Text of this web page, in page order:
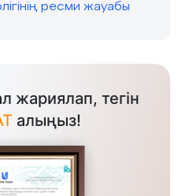
ресми жауабы
жариялап, тегін
алыңыз!